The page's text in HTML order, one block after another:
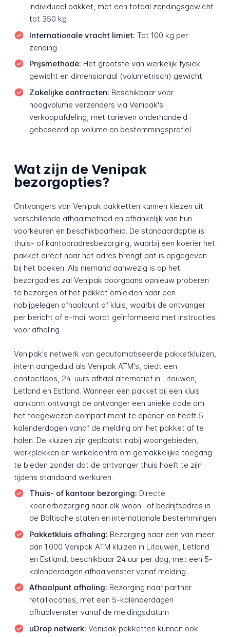
individueel pakket, met een totaal zendingsgewicht
tot 350 kg
Internationale vracht limiet: Tot 100 kg per
zending
Prijsmethode: Het grootste van werkelijk fysiek
gewicht en dimensionaal (volumetrisch) gewicht
Zakelijke contracten: Beschikbaar voor
hoogvolume verzenders via Venipak's
verkoopafdeling, met tarieven onderhandeld
gebaseerd op volume en bestemmingsprofiel
Wat zijn de Venipak
bezorgopties?
Ontvangers van Venipak pakketten kunnen kiezen uit
verschillende afhaalmethod en afhankelijk van hun
voorkeuren en beschikbaarheid. De standaardoptie is
thuis- of kantooradresbezorging, waarbij een koerier het
pakket direct naar het adres brengt dat is opgegeven
bij het boeken. Als niemand aanwezig is op het
bezorgadres zal Venipak doorgaans opnieuw proberen
te bezorgen of het pakket omleiden naar een
nabijgelegen afhaalpunt of kluis, waarbij de ontvanger
per bericht of e-mail wordt geïnformeerd met instructies
voor afhaling.
Venipak's netwerk van geautomatiseerde pakketkluizen,
intern aangeduid als Venipak ATM's, biedt een
contactloos, 24-uurs afhaal alternatief in Litouwen,
Letland en Estland. Wanneer een pakket bij een kluis
aankomt ontvangt de ontvanger een unieke code om
het toegewezen compartiment te openen en heeft 5
kalenderdagen vanaf de melding om het pakket af te
halen. De kluizen zijn geplaatst nabij woongebieden,
werkplekken en winkelcentra om gemakkelijke toegang
te bieden zonder dat de ontvanger thuis hoeft te zijn
tijdens standaard werkuren.
Thuis- of kantoor bezorging: Directe
koerierbezorging naar elk woon- of bedrijfsadres in
de Baltische staten en internationale bestemmingen
Pakketkluis afhaling: Bezorging naar een van meer
dan 1.000 Venipak ATM kluizen in Litouwen, Letland
en Estland, beschikbaar 24 uur per dag, met een 5-
kalenderdagen afhaalvenster vanaf melding
Afhaalpunt afhaling: Bezorging naar partner
retaillocaties, met een 5-kalenderdagen
afhaalvenster vanaf de meldingsdatum
uDrop netwerk: Venipak pakketten kunnen ook